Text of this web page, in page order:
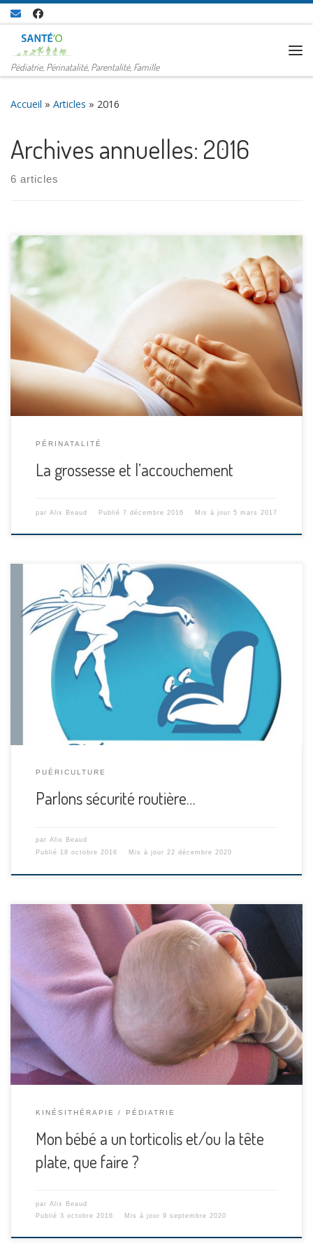
Passer au contenu
Pédiatrie, Périnatalité, Parentalité, Famille
Accueil » Articles » 2016
Archives annuelles: 2016
6 articles
Afin de mieux comprendre, le développement du fœtus, et
de l’utérus pendant la grossesse, le déroulement du travail
avant l’accouchement et les contractions utérines, et
l’expulsion du bébé, voici 2 petites vidéos 3D. La suite en
PÉRINATALITÉ
La grossesse et l’accouchement
par Alix Beaud Publié7 décembre 2016 Mis à jour5 mars 2017
Parce qu’aujourd’hui une maman m’a avoué ne pas savoir
comment attacher son bébé dans le cosy, qu’une autre m’a
demandé conseil, ne s’y retrouvant pas dans la jungle d’un
magasin de puériculture, et que finalement on parle
souvent des sièges autos au cabinet, alors je publie ça
aussi. Ahhhhh… les […]
PUÉRICULTURE
Parlons sécurité routière…
par Alix Beaud
Publié 18 octobre 2016 Mis à jour 22 décembre 2020
Version imprimable Torticolis et plagiocéphalie Le torticolis
est une impossibilité ou une grande difficulté à tourner la
tête d’un côté ; il peut s’accompagner d’une position en
inclinaison de la tête (tête penchée vers l’épaule) ; quand les
deux sont associés, le bébé a des difficultés à tourner la
tête […]
KINÉSITHÉRAPIE PÉDIATRIE
Mon bébé a un torticolis et/ou la tête
plate, que faire ?
par Alix Beaud
Publié 3 octobre 2016 Mis à jour 9 septembre 2020